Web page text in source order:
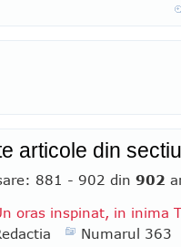
articole din
881 - 902 din 902
oras inspinat, in inima
Numarul 363